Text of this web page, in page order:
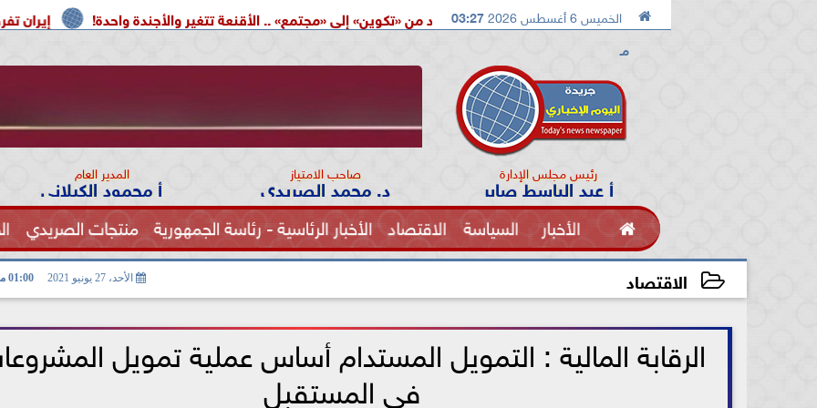
 الخميس 6 أغسطس 2026
03:27
مـ
إيران تفرض شروطها الدكتور محمد الصريدي يكشف المخطط الجديد من «تكوين» إلى «مجتمع» .. الأقنعة تتغير والأجندة واحدة!
رئيس مجلس الإدارة
أ عبد الباسط صابر صاحب الامتياز
د. محمد الصريدي المدير العام
أ محمود الكيلاني
 الأخبار السياسة الاقتصاد الأخبار الرئاسية - رئاسة الجمهورية منتجات الصريدي
الفنون
الصحة الاقتصاد الأحد، 27 يونيو 2021 01:00 مـ
الرقابة المالية : التمويل المستدام أساس عملية تمويل
فى المستقبل